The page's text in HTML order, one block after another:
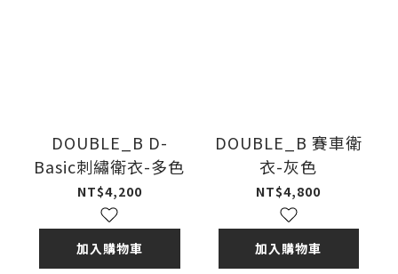
DOUBLE_B D-
Basic刺繡衛衣-多色
NT$4,200
加入購物車
DOUBLE_B 賽車衛
衣-灰色
NT$4,800
加入購物車